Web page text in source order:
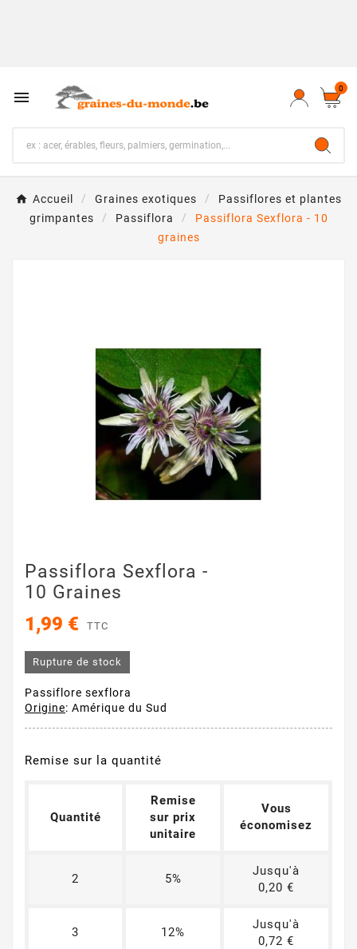
 0
Accueil Graines exotiques
Passiflores et plantes
grimpantes
Passiflora
Passiflora Sexflora - 10
graines
Passiflora Sexflora -
10 Graines
1,99 €
TTC
Rupture de stock
Passiflore sexflora
Origine: Amérique du Sud
Remise sur la quantité
Quantité
Remise
sur prix
unitaire
Vous
économisez
2 5%
Jusqu'à
0,20 €
3 12%
Jusqu'à
0,72 €